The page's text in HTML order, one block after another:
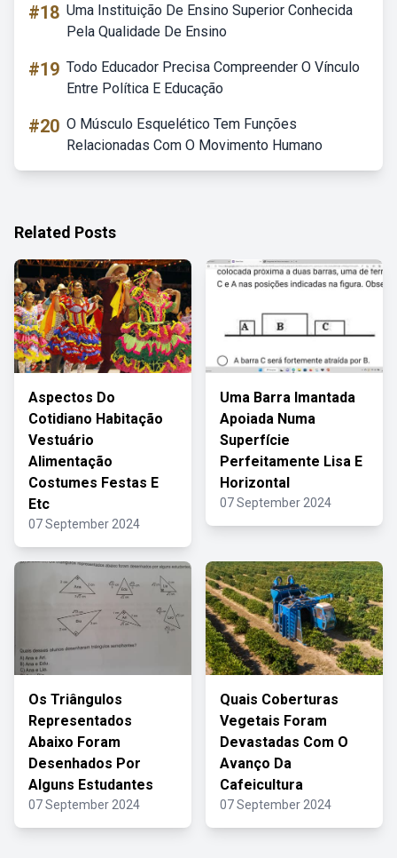
#18 Uma Instituição De Ensino Superior Conhecida
Pela Qualidade De Ensino
#19 Todo Educador Precisa Compreender O Vínculo
Entre Política E Educação
#20 O Músculo Esquelético Tem Funções
Relacionadas Com O Movimento Humano
Related Posts
Aspectos Do
Cotidiano Habitação
Vestuário
Alimentação
Costumes Festas E
Etc
07 September 2024
Uma Barra Imantada
Apoiada Numa
Superfície
Perfeitamente Lisa E
Horizontal
07 September 2024
Os Triângulos
Representados
Abaixo Foram
Desenhados Por
Alguns Estudantes
07 September 2024
Quais Coberturas
Vegetais Foram
Devastadas Com O
Avanço Da
Cafeicultura
07 September 2024